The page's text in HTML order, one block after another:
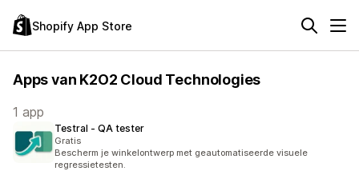
Shopify App Store
Apps van K2O2 Cloud Technologies
1 app
Testral ‑ QA tester
Gratis
Bescherm je winkelontwerp met geautomatiseerde visuele
regressietesten.